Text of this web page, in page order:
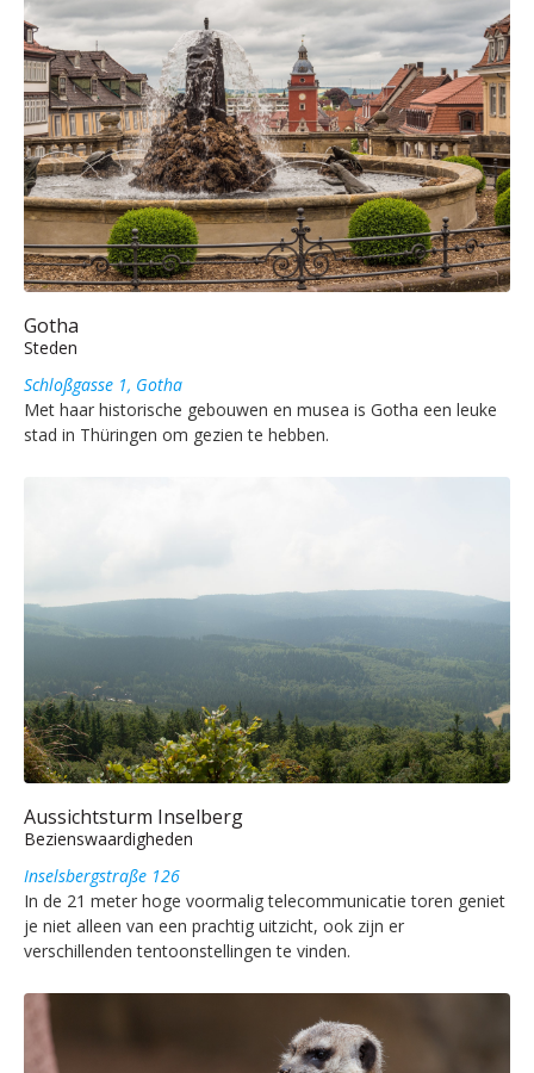
Gotha
Steden
Schloßgasse 1, Gotha
Met haar historische gebouwen en musea is Gotha een leuke
stad in Thüringen om gezien te hebben.
Aussichtsturm Inselberg
Bezienswaardigheden
Inselsbergstraße 126
In de 21 meter hoge voormalig telecommunicatie toren geniet
je niet alleen van een prachtig uitzicht, ook zijn er
verschillenden tentoonstellingen te vinden.